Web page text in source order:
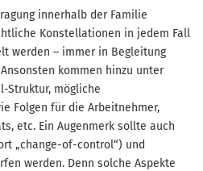
innerhalb der Familie
Konstellationen in jedem Fall
werden – immer in Begleitung
kommen hinzu unter
Struktur, mögliche
Folgen für die Arbeitnehmer,
etc. Ein Augenmerk sollte auch
„change-of-control“) und
werden. Denn solche Aspekte